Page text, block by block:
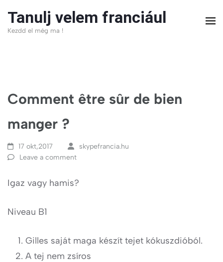
Tanulj velem franciául
Kezdd el még ma !
Comment être sûr de bien
manger ?
17 okt,2017
skypefrancia.hu
Leave a comment
Igaz vagy hamis?
Niveau B1
Gilles saját maga készít tejet kókuszdióból.
A tej nem zsíros